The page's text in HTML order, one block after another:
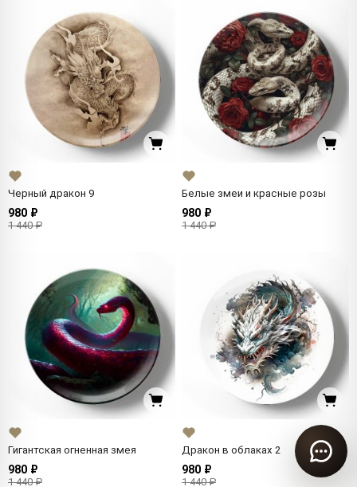
Черный дракон 9
980 ₽
1 440 ₽
Белые змеи и красные розы
980 ₽
1 440 ₽
Гигантская огненная змея
980 ₽
1 440 ₽
Дракон в облаках 2
980 ₽
1 440 ₽